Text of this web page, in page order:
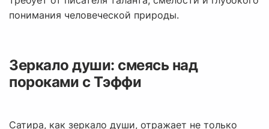
понимания человеческой природы.
Зеркало души: смеясь над
пороками с Тэффи
Сатира, как зеркало души, отражает не только